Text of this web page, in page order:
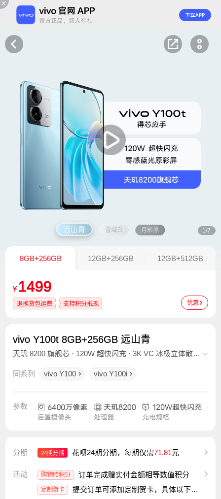
1/7
远山青 雪域白 月影黑
8GB+256GB 12GB+256GB 12GB+512GB
¥ 1499
退换货包运费 支持积分抵现 优惠
vivo Y100t 8GB+256GB 远山青
天玑 8200 旗舰芯 · 120W 超快闪充 · 3K VC 冰极立体散热
同系列
vivo Y100 vivo Y100i
参数
分期 24期分期 花呗24期分期，每期仅需71.81元
活动 购物赠积分 订单完成赠实付金额相等数值积分
定制贺卡 提交订单可添加定制贺卡，具体以下单为准